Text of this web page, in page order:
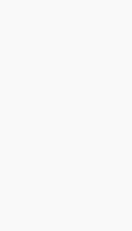
багаторазові
ножиць,
ножиць,
пінцета,
пінцета,